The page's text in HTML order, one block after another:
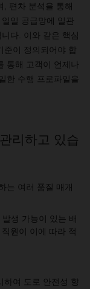
편차 분석을 통해
일일 공급망에
일관
니다 이와 같은 핵심
준이 정의되어야 합
통해 고객이
언제나
한 수행 프로파일을
리하고 있습
는 여러 품질 매개
생 가능이 있는 배
원이 이에 따라 적
하여 도로 안전성 향